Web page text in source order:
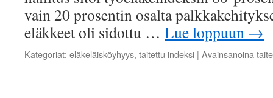
vain 20 prosentin osalta
eläkkeet oli sidottu … Lue loppuun →
Kategoriat: eläkeläisköyhyys, taitettu indeksi | Avainsanoina